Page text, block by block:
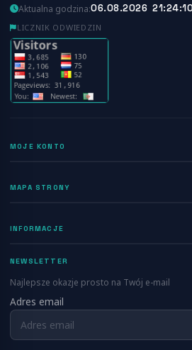
Aktualna godzina:06.08.2026 21:24:11
LICZNIK ODWIEDZIN
MOJE KONTO
Rejestracja
MAPA STRONY
Ogłoszenia
Dodaj ogłoszenie
Blog
Info
RSS
INFORMACJE
Regulamin
Kontakt
FAQ
NEWSLETTER
Najlepsze okazje prosto na Twój e-mail
Adres email